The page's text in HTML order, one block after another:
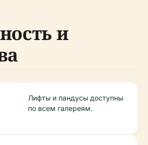
и
Лифты и пандусы доступны
по всем галереям.